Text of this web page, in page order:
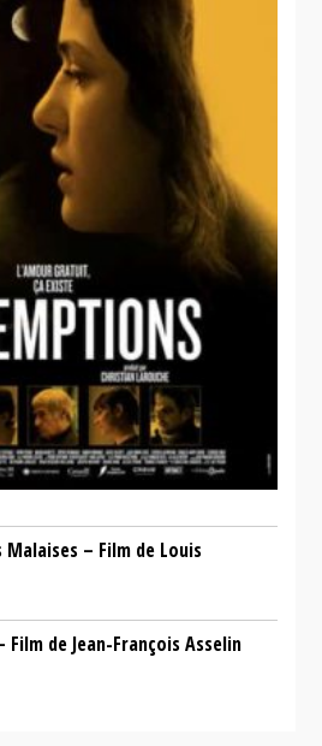
Malaises – Film de Louis
Film de Jean-François Asselin